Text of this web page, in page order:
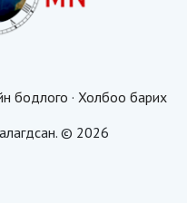
бодлого · Холбоо барих
© 2026